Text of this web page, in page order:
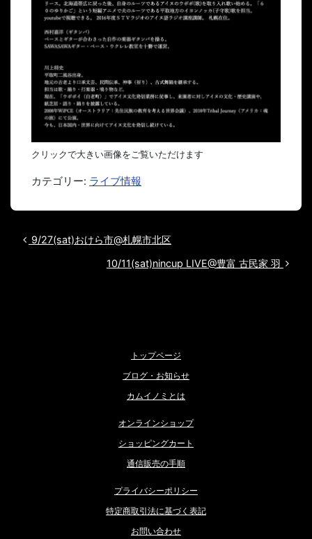
クリックで大きい画像をご覧いただけます
カテゴリー: ライブ情報
投稿ナビゲーション
9/27(sat)おけら市@札幌市北区
10/11(sat)nincup LIVE@豊富 古民家 羽
トップページ
ブログ・お知らせ
カムイノミとは
オンラインショップ
ショッピングカート
通信販売の手順
プライバシーポリシー
特定商取引法に基づく表記
お問い合わせ